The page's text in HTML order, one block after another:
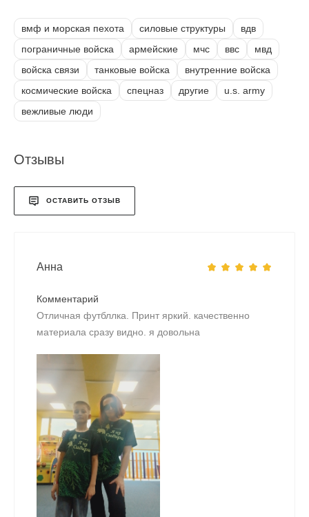
вмф и морская пехота силовые структуры
вдв
пограничные войска
армейские мчс ввс
мвд
войска связи
танковые войска
внутренние войска
космические войска
спецназ другие
u.s. army
вежливые люди
Отзывы
ОСТАВИТЬ ОТЗЫВ
Анна
Комментарий
Отличная футбллка. Принт яркий. качественно
материала сразу видно. я довольна